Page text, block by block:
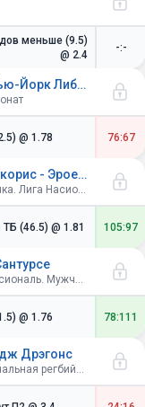
меньше (9.5)
@ 2.4
-:-
Голден Стейт Валькирес (ж) - Нью-Йорк Либерти (ж)
@ 1.78 76:67
Гигантес Сан-Франсиско-де-Макорис - Эроес Мока
Баскетбол / Доминиканская Республика. Лига Насиональ. Мужчины. 1/2 финала. До 3-х побед
ТБ (46.5) @ 1.81 105:97
Баскетбол / Пуэрто-Рико. Супериор Насиональ. Мужчины
@ 1.76 78:111
Дрэгонс
Регби / Регби-лига. Австралия. Национальная регбийная лига